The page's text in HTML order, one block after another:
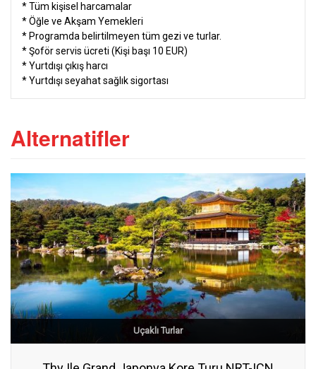
* Tüm kişisel harcamalar
* Öğle ve Akşam Yemekleri
* Programda belirtilmeyen tüm gezi ve turlar.
* Şoför servis ücreti (Kişi başı 10 EUR)
* Yurtdışı çıkış harcı
* Yurtdışı seyahat sağlık sigortası
Alternatifler
Uçaklı Turlar